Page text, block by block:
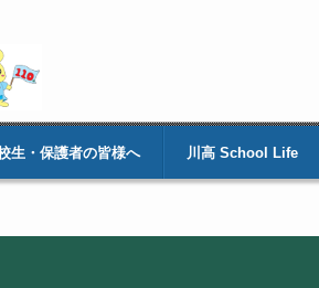
生・保護者の皆様へ 川高 School Life